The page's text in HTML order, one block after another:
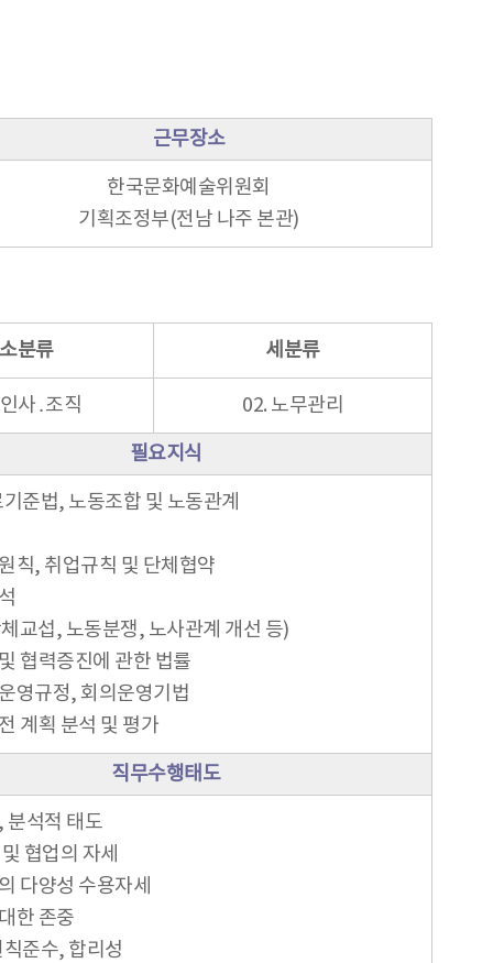
근무장소
한국문화예술위원회
기획조정부(전남 나주 본관)
소분류 세분류
사․조직 02. 노무관리
필요지식
준법, 노동조합 및 노동관계
칙, 취업규칙 및 단체협약
교섭, 노동분쟁, 노사관계 개선 등)
협력증진에 관한 법률
영규정, 회의운영기법
계획 분석 및 평가
직무수행태도
분석적 태도
협업의 자세
다양성 수용자세
한 존중
준수, 합리성